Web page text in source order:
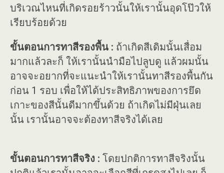
บริเวณไหนที่เกิดรอยร้าวนั้นให้เรานั้นอุดโป๊วให้
เรียบร้อยด้วย
ขั้นตอนการทาสีรองพื้น : ถ้าเกิดสีเดิมนั้นเสื่อม
มากแล้วละก็ ให้เรานั้นนำมือไปลูบดู แล้วผมนั้น
อาจจะอยากที่จะแนะนำให้เรานั้นทาสีรองพื้นกัน
ก่อน 1 รอบ เพื่อให้ได้ประสิทธิภาพของการยึด
เกาะของสีนั้นดีมากขึ้นด้วย ถ้าเกิดไม่มีฝุ่นเลย
นั้น เรานั้นอาจจะต้องทาสีจริงได้เลย
ขั้นตอนการทาสีจริง : โดยปกติการทาสีจริงนั้น